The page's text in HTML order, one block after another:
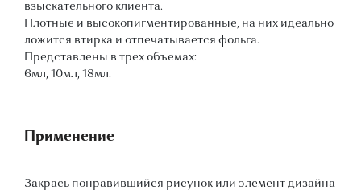
взыскательного клиента.
Плотные и высокопигментированные, на них идеально
ложится втирка и отпечатывается фольга.
Представлены в трех объемах:
6мл, 10мл, 18мл.
Применение
Закрась понравившийся рисунок или элемент дизайна